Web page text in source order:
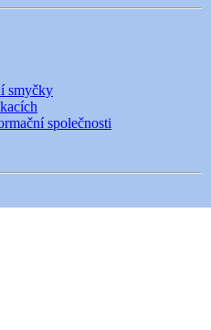
smyčky
společnosti